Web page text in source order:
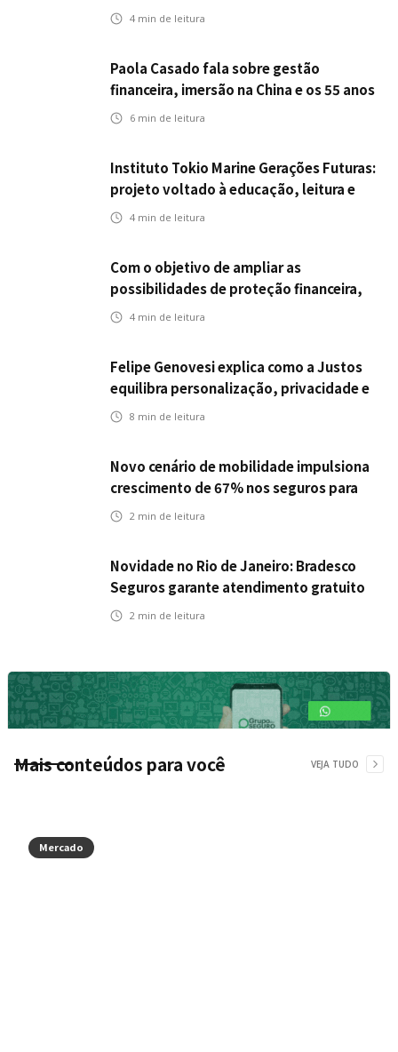
errado
4 min de leitura
Paola Casado fala sobre gestão
financeira, imersão na China e os 55 anos
da ENS
6 min de leitura
Instituto Tokio Marine Gerações Futuras:
projeto voltado à educação, leitura e
empregabilidade
4 min de leitura
Com o objetivo de ampliar as
possibilidades de proteção financeira,
Icatu Seguros eleva capital segurado
4 min de leitura
Felipe Genovesi explica como a Justos
equilibra personalização, privacidade e
tecnologia
8 min de leitura
Novo cenário de mobilidade impulsiona
crescimento de 67% nos seguros para
veículos elétricos da Bradesco Seguros
2 min de leitura
Novidade no Rio de Janeiro: Bradesco
Seguros garante atendimento gratuito
na Ponte Rio-Niterói
2 min de leitura
Mais conteúdos para você VEJA TUDO
Mercado